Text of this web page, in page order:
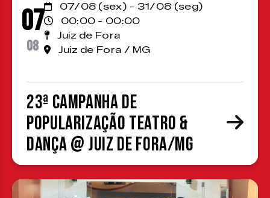
07
08
07/08 (sex) - 31/08 (seg)
00:00 - 00:00
Juiz de Fora
Juiz de Fora / MG
23ª Campanha de
Popularização Teatro &
Dança @ Juiz de Fora/MG